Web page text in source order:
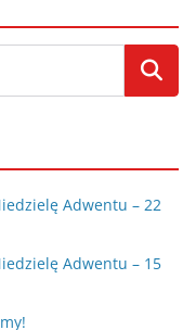
Adwentu – 22
Adwentu – 15